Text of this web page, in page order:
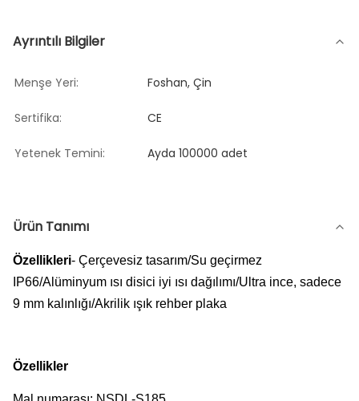
Ayrıntılı Bilgiler
Menşe Yeri: Foshan, Çin
Sertifika: CE
Yetenek Temini: Ayda 100000 adet
Ürün Tanımı
Özellikleri- Çerçevesiz tasarım/Su geçirmez
IP66/Alüminyum ısı disici iyi ısı dağılımı/Ultra ince, sadece
9 mm kalınlığı/Akrilik ışık rehber plaka
Özellikler